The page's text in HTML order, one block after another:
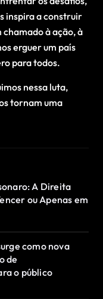
inspira a construir
à ação, à
erguer um país
para todos.
nessa luta,
tornam uma
A Direita
ou Apenas em
como nova
de
o público